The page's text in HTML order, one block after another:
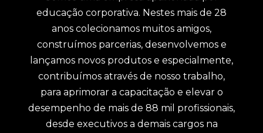
educação corporativa. Nestes mais de 28
anos colecionamos muitos amigos,
construímos parcerias, desenvolvemos e
lançamos novos produtos e especialmente,
contribuímos através de nosso trabalho,
para aprimorar a capacitação e elevar o
desempenho de mais de 88 mil profissionais,
desde executivos a demais cargos na